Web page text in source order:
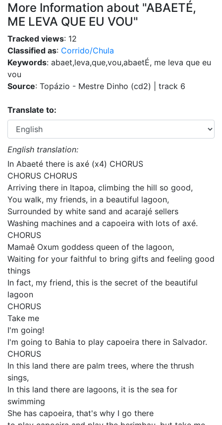
More Information about "ABAETÉ,
ME LEVA QUE EU VOU"
Tracked views: 12
Classified as: Corrido/Chula
Keywords: abaet,leva,que,vou,abaetÉ, me leva que eu
vou
Source: Topázio - Mestre Dinho (cd2) | track 6
Translate to:
English translation:
In Abaeté there is axé (x4) CHORUS
CHORUS CHORUS
Arriving there in Itapoa, climbing the hill so good,
You walk, my friends, in a beautiful lagoon,
Surrounded by white sand and acarajé sellers
Washing machines and a capoeira with lots of axé.
CHORUS
Mamaê Oxum goddess queen of the lagoon,
Waiting for your faithful to bring gifts and feeling good
things
In fact, my friend, this is the secret of the beautiful
lagoon
CHORUS
Take me
I'm going!
I'm going to Bahia to play capoeira there in Salvador.
CHORUS
In this land there are palm trees, where the thrush
sings,
In this land there are lagoons, it is the sea for
swimming
She has capoeira, that's why I go there